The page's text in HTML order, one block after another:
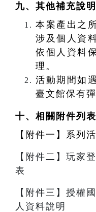
九、其他補充說明
本案產出之
涉及個人資
依個人資料
理。
活動期間如
臺文館保有
十、 相關附件列表
【附件一】系列
【附件二】玩家
表
【附件三】授權
人資料說明